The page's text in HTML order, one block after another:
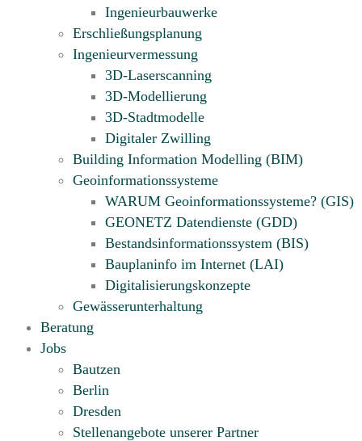
Ingenieurbauwerke
Erschließungsplanung
Ingenieurvermessung
3D-Laserscanning
3D-Modellierung
3D-Stadtmodelle
Digitaler Zwilling
Building Information Modelling (BIM)
Geoinformationssysteme
WARUM Geoinformationssysteme? (GIS)
GEONETZ Datendienste (GDD)
Bestandsinformationssystem (BIS)
Bauplaninfo im Internet (LAI)
Digitalisierungskonzepte
Gewässerunterhaltung
Beratung
Jobs
Bautzen
Berlin
Dresden
Stellenangebote unserer Partner